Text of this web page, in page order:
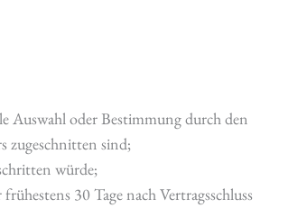
Auswahl oder Bestimmung durch den
zugeschnitten sind;
würde;
30 Tage nach Vertragsschluss